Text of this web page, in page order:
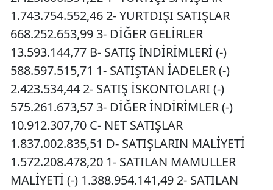
1.743.754.552,46 2- YURTDIŞI SATIŞLAR
668.252.653,99 3- DİĞER GELİRLER
13.593.144,77 B- SATIŞ İNDİRİMLERİ (-)
588.597.515,71 1- SATIŞTAN İADELER (-)
2.423.534,44 2- SATIŞ İSKONTOLARI (-)
575.261.673,57 3- DİĞER İNDİRİMLER (-)
10.912.307,70 C- NET SATIŞLAR
1.837.002.835,51 D- SATIŞLARIN MALİYETİ
1.572.208.478,20 1- SATILAN MAMULLER
MALİYETİ (-) 1.388.954.141,49 2- SATILAN